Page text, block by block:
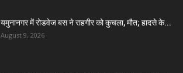
यमुनानगर में रोडवेज बस ने राहगीर को कुचला, मौत; हादसे के...
August 9, 2026